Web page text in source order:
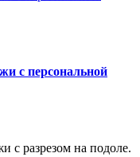
с персональной
с разрезом на подоле.